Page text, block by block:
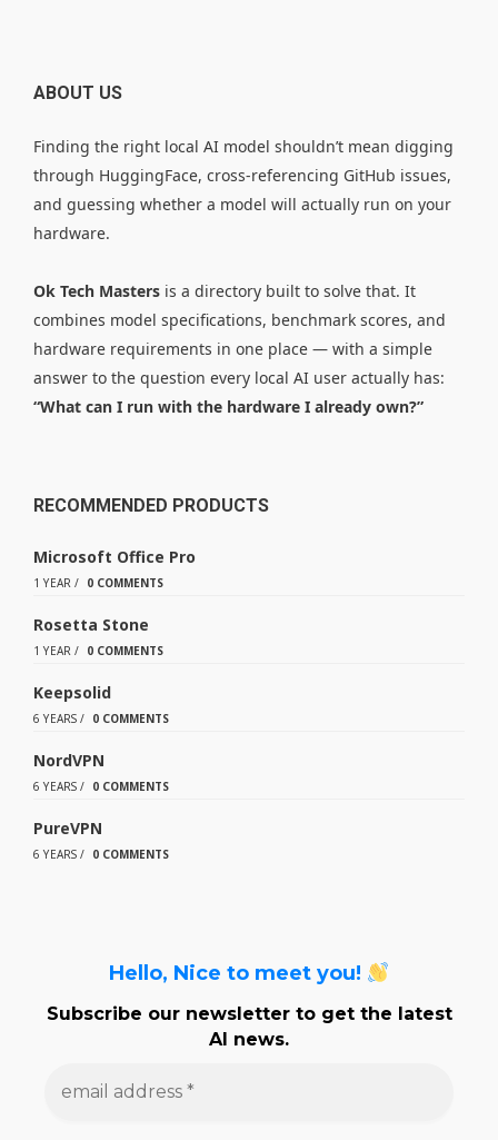
ABOUT US
Finding the right local AI model shouldn’t mean digging
through HuggingFace, cross-referencing GitHub issues,
and guessing whether a model will actually run on your
hardware.
Ok Tech Masters is a directory built to solve that. It
combines model specifications, benchmark scores, and
hardware requirements in one place — with a simple
answer to the question every local AI user actually has:
“What can I run with the hardware I already own?”
RECOMMENDED PRODUCTS
Microsoft Office Pro
1 YEAR / 0 COMMENTS
Rosetta Stone
1 YEAR / 0 COMMENTS
Keepsolid
6 YEARS / 0 COMMENTS
NordVPN
6 YEARS / 0 COMMENTS
PureVPN
6 YEARS / 0 COMMENTS
Hello, Nice to meet you!
Subscribe our newsletter to get the latest
AI news.